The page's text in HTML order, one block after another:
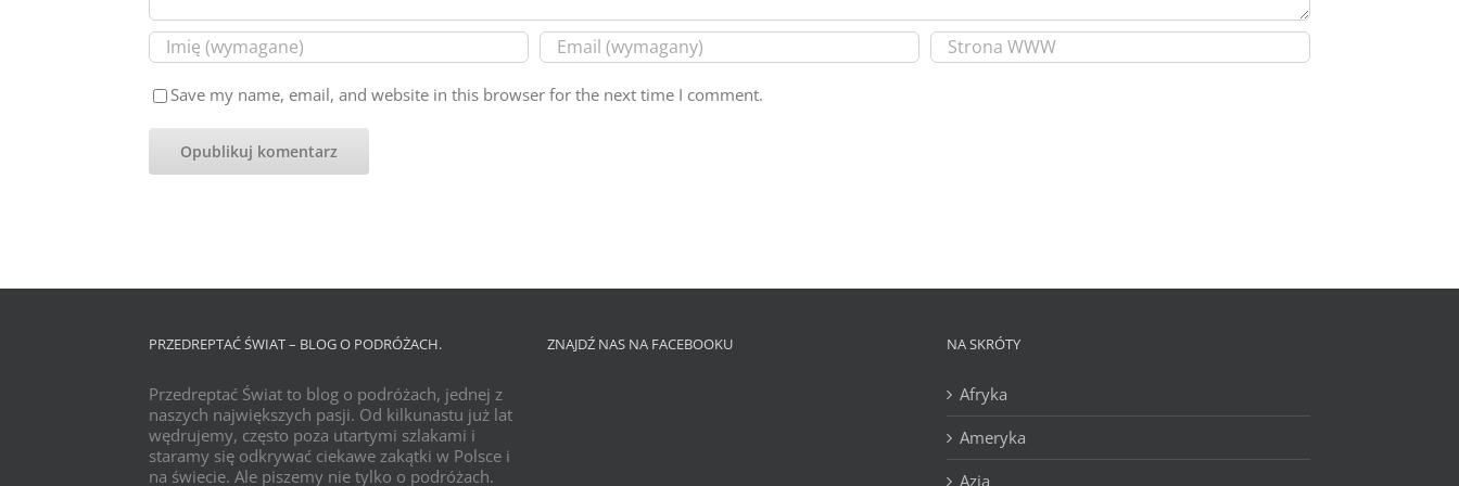
Save my name, email, and website in this browser for the next time I comment.
PRZEDREPTAĆ ŚWIAT – BLOG O PODRÓŻACH.
Przedreptać Świat to blog o podróżach, jednej z
naszych największych pasji. Od kilkunastu już lat
wędrujemy, często poza utartymi szlakami i
staramy się odkrywać ciekawe zakątki w Polsce i
na świecie. Ale piszemy nie tylko o podróżach.
ZNAJDŹ NAS NA FACEBOOKU NA SKRÓTY
Afryka
Ameryka
Azja